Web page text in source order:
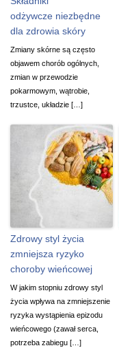
odżywcze niezbędne
dla zdrowia skóry
Zmiany skórne są często
objawem chorób ogólnych,
zmian w przewodzie
pokarmowym, wątrobie,
trzustce, układzie […]
Zdrowy styl życia
zmniejsza ryzyko
choroby wieńcowej
W jakim stopniu zdrowy styl
życia wpływa na zmniejszenie
ryzyka wystąpienia epizodu
wieńcowego (zawał serca,
potrzeba zabiegu […]